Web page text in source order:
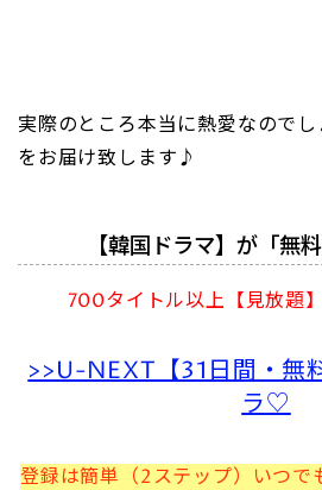
実際のところ本当に熱愛なので
をお届け致します♪
【韓国ドラマ】が「無
700タイトル以上【見放題
>>U-NEXT【31日間・無
ラ♡
登録は簡単（2ステップ）いつで